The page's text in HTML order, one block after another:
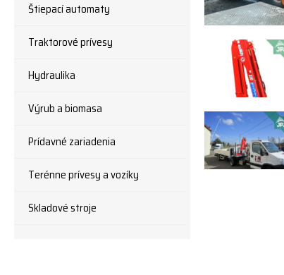
Štiepací automaty
Traktorové prívesy
Hydraulika
Výrub a biomasa
Prídavné zariadenia
Terénne prívesy a vozíky
Skladové stroje